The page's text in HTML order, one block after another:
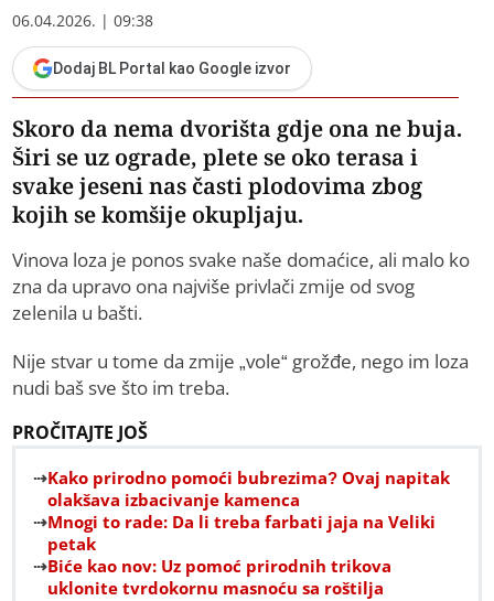
06.04.2026. | 09:38
Dodaj BL Portal kao Google izvor
Skoro da nema dvorišta gdje ona ne buja.
Širi se uz ograde, plete se oko terasa i
svake jeseni nas časti plodovima zbog
kojih se komšije okupljaju.
Vinova loza je ponos svake naše domaćice, ali malo ko
zna da upravo ona najviše privlači zmije od svog
zelenila u bašti.
Nije stvar u tome da zmije „vole“ grožđe, nego im loza
nudi baš sve što im treba.
PROČITAJTE JOŠ
Kako prirodno pomoći bubrezima? Ovaj napitak
olakšava izbacivanje kamenca
Mnogi to rade: Da li treba farbati jaja na Veliki
petak
Biće kao nov: Uz pomoć prirodnih trikova
uklonite tvrdokornu masnoću sa roštilja